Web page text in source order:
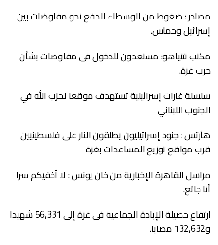
مصادر : ضغوط من الوسطاء للدفع نحو مفاوضات بين
إسرائيل وحماس.
مكتب نتنياهو: مستعدون للدخول فى مفاوضات بشأن
حرب غزة.
سلسلة غارات إسرائيلية تستهدف موقعا لحزب الله في
الجنوب اللبناني
هآرتس : جنود إسرائيليون يطلقون النار على فلسطينيين
قرب مواقع توزيع المساعدات بغزة
مراسل القاهرة الإخبارية من خان يونس : لا أخفيكم سرا
أنا جائع.
ارتفاع حصيلة الإبادة الجماعية فى غزة إلى 56,331 شهيدا
و132,632 مصابا.